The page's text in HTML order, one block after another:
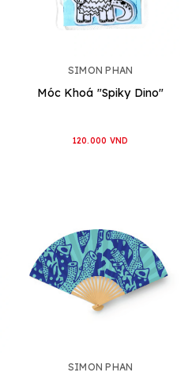
SIMON PHAN
Móc Khoá "Spiky Dino"
120.000 VND
SIMON PHAN